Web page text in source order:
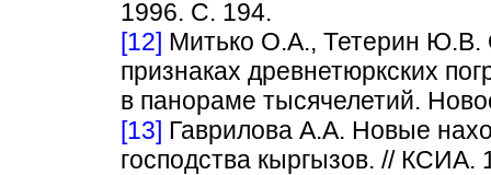
1996. С. 194.
[12] Митько О.А., Тетерин
признаках древнетюркских
в панораме тысячелетий.
[13] Гаврилова А.А. Новые
господства кыргызов. //